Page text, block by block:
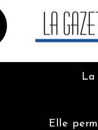
La
Elle